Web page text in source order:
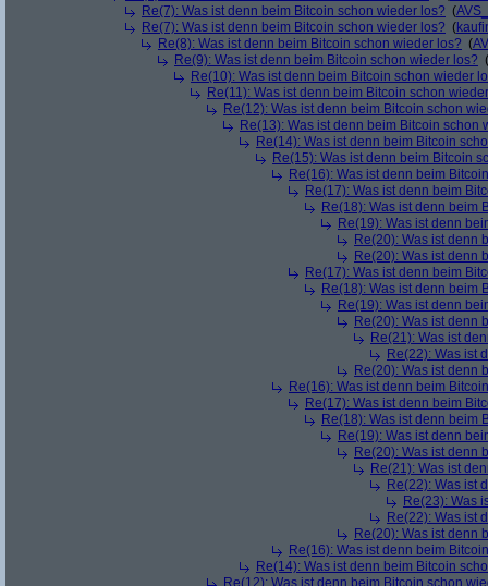
Re(7): Was ist denn beim Bitcoin schon wieder los? (
Re(7): Was ist denn beim Bitcoin schon wieder los? (
Re(8): Was ist denn beim Bitcoin schon wieder los? (
Re(9): Was ist denn beim Bitcoin schon wieder los? (
Re(10): Was ist denn beim Bitcoin schon wieder
Re(11): Was ist denn beim Bitcoin schon
Re(12): Was ist denn beim Bitcoin schon
Re(13): Was ist denn beim Bitcoin schon
Re(14): Was ist denn beim Bitcoin
Re(15): Was ist denn beim Bitcoin
Re(16): Was ist denn beim
Re(17): Was ist denn beim
Re(18): Was ist denn beim
Re(19): Was ist denn
Re(20): Was ist denn
Re(20): Was ist denn
Re(17): Was ist denn beim
Re(18): Was ist denn beim
Re(19): Was ist denn
Re(20): Was ist denn
Re(21): Was ist
Re(22): Was ist
Re(20): Was ist denn
Re(16): Was ist denn beim
Re(17): Was ist denn beim
Re(18): Was ist denn beim
Re(19): Was ist denn
Re(20): Was ist denn
Re(21): Was ist
Re(22): Was ist
Re(23): Was
Re(22): Was ist
Re(20): Was ist denn
Re(16): Was ist denn beim
Re(14): Was ist denn beim Bitcoin
Re(12): Was ist denn beim Bitcoin schon